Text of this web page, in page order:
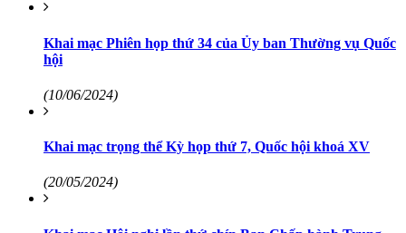
Khai mạc Phiên họp thứ 34 của Ủy ban Thường vụ Quốc
hội
(10/06/2024)
Khai mạc trọng thể Kỳ họp thứ 7, Quốc hội khoá XV
(20/05/2024)